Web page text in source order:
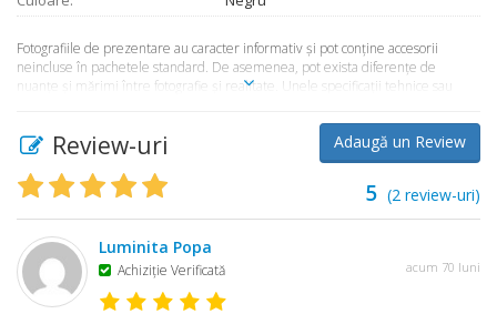
Fotografiile de prezentare au caracter informativ şi pot conţine accesorii
neincluse în pachetele standard. De asemenea, pot exista diferenţe de
nuanţe şi mărimi între fotografie şi realitate. Unele specificaţii tehnice sau
de operare. Toate produsele şi promoţiile prezente în magazinul
Market365.ro sunt valabile în limita stocului disponibil.
Review-uri Adaugă un Review
5 (2 review-uri)
Luminita Popa
Achiziţie Verificată acum 70 luni